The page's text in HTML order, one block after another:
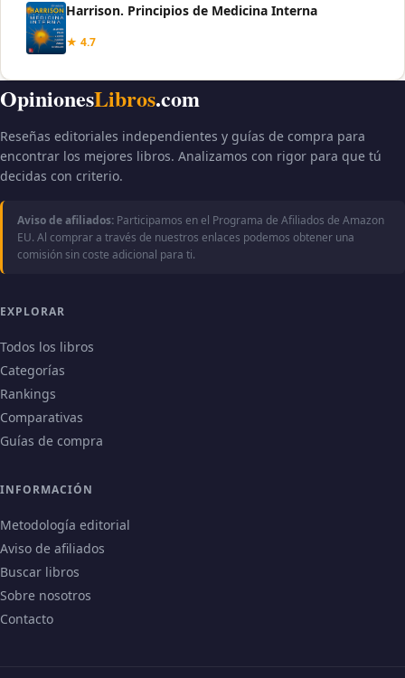
Harrison. Principios de Medicina Interna
★ 4.7
OpinionesLibros.com
Reseñas editoriales independientes y guías de compra para
encontrar los mejores libros. Analizamos con rigor para que tú
decidas con criterio.
Aviso de afiliados: Participamos en el Programa de Afiliados de Amazon
EU. Al comprar a través de nuestros enlaces podemos obtener una
comisión sin coste adicional para ti.
EXPLORAR
Todos los libros
Categorías
Rankings
Comparativas
Guías de compra
INFORMACIÓN
Metodología editorial
Aviso de afiliados
Buscar libros
Sobre nosotros
Contacto